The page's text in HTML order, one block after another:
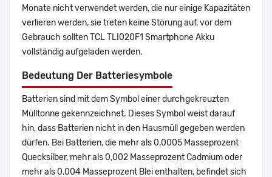
Monate nicht verwendet werden, die nur einige Kapazitäten
verlieren werden, sie treten keine Störung auf, vor dem
Gebrauch sollten TCL TLI020F1 Smartphone Akku
vollständig aufgeladen werden.
Bedeutung Der Batteriesymbole
Batterien sind mit dem Symbol einer durchgekreuzten
Mülltonne gekennzeichnet. Dieses Symbol weist darauf
hin, dass Batterien nicht in den Hausmüll gegeben werden
dürfen. Bei Batterien, die mehr als 0,0005 Masseprozent
Quecksilber, mehr als 0,002 Masseprozent Cadmium oder
mehr als 0,004 Masseprozent Blei enthalten, befindet sich